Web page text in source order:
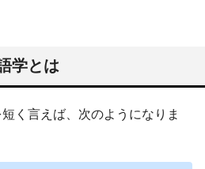
学とは
く言えば、次のようになりま